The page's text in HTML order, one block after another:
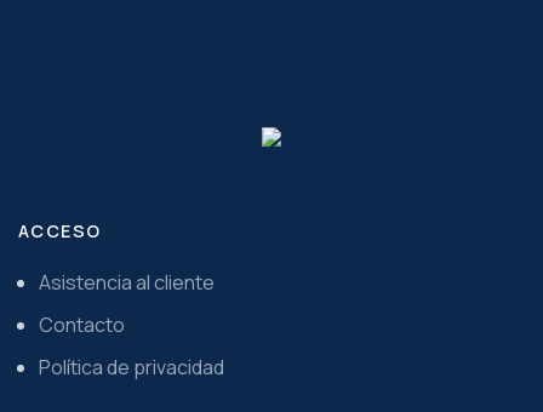
ACCESO
Asistencia al cliente
Contacto
Política de privacidad